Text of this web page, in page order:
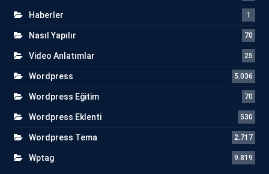
Haberler 1
Nasıl Yapılır 70
Video Anlatımlar 25
Wordpress 5.036
Wordpress Eğitim 70
Wordpress Eklenti 530
Wordpress Tema 2.717
Wptag 9.819